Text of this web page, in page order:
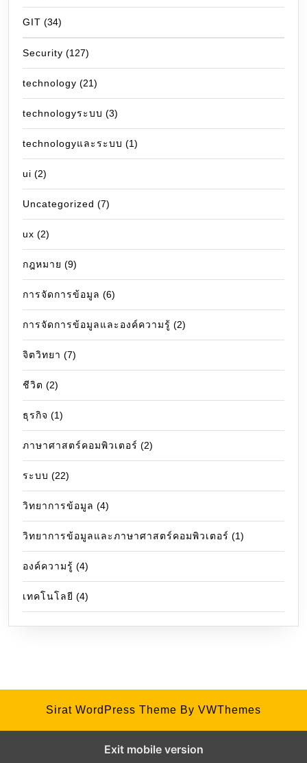
GIT (34)
Security (127)
technology (21)
technologyระบบ (3)
technologyและระบบ (1)
ui (2)
Uncategorized (7)
ux (2)
กฎหมาย (9)
การจัดการข้อมูล (6)
การจัดการข้อมูลและองค์ความรู้ (2)
จิตวิทยา (7)
ชีวิต (2)
ธุรกิจ (1)
ภาษาศาสตร์คอมพิวเตอร์ (2)
ระบบ (22)
วิทยาการข้อมูล (4)
วิทยาการข้อมูลและภาษาศาสตร์คอมพิวเตอร์ (1)
องค์ความรู้ (4)
เทคโนโลยี (4)
Sirat WordPress Theme By VWThemes
Exit mobile version